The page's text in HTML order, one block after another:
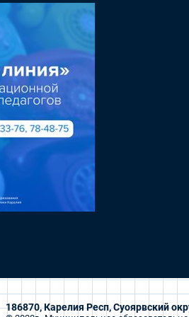
186870, Карелия Респ, Суоярвский